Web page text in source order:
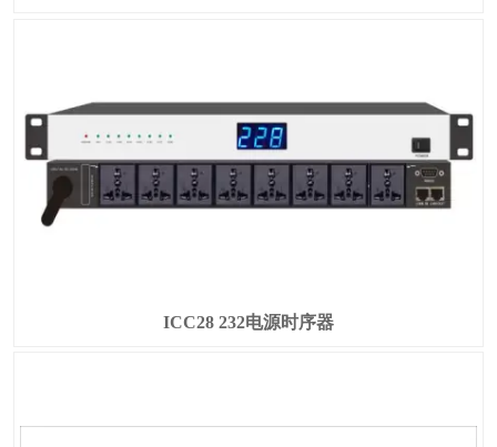
ICC28 232电源时序器